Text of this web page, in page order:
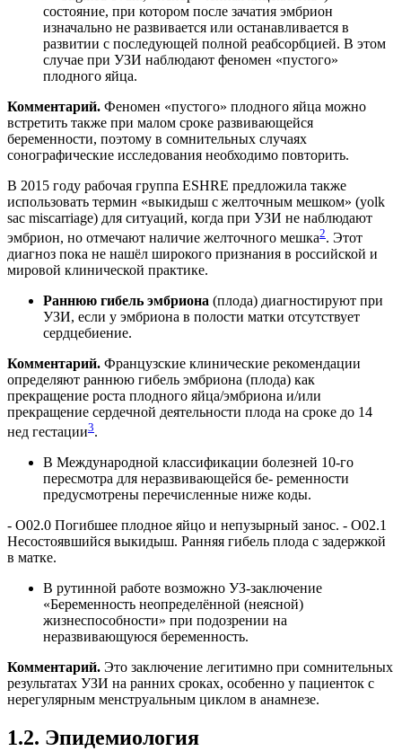
состояние, при котором после зачатия эмбрион
изначально не развивается или останавливается в
развитии c последующей полной реабсорбцией. В этом
случае при УЗИ наблюдают феномен «пустого»
плодного яйца.
Комментарий. Феномен «пустого» плодного яйца можно
встретить также при малом сроке развивающейся
беременности, поэтому в сомнительных случаях
сонографические исследования необходимо повторить.
В 2015 году рабочая группа ESHRE предложила также
использовать термин «выкидыш с желточным мешком» (yolk
sac miscarriage) для ситуаций, когда при УЗИ не наблюдают
эмбрион, но отмечают наличие желточного мешка2. Этот
диагноз пока не нашёл широкого признания в российской и
мировой клинической практике.
Раннюю гибель эмбриона (плода) диагностируют при
УЗИ, если у эмбриона в полости матки отсутствует
сердцебиение.
Комментарий. Французские клинические рекомендации
определяют раннюю гибель эмбриона (плода) как
прекращение роста плодного яйца/эмбриона и/или
прекращение сердечной деятельности плода на сроке до 14
нед гестации3.
В Международной классификации болезней 10-го
пересмотра для неразвивающейся бе- ременности
предусмотрены перечисленные ниже коды.
- O02.0 Погибшее плодное яйцо и непузырный занос. - O02.1
Несостоявшийся выкидыш. Ранняя гибель плода с задержкой
в матке.
В рутинной работе возможно УЗ-заключение
«Беременность неопределённой (неясной)
жизнеспособности» при подозрении на
неразвивающуюся беременность.
Комментарий. Это заключение легитимно при сомнительных
результатах УЗИ на ранних сроках, особенно у пациенток с
нерегулярным менструальным циклом в анамнезе.
1.2. Эпидемиология